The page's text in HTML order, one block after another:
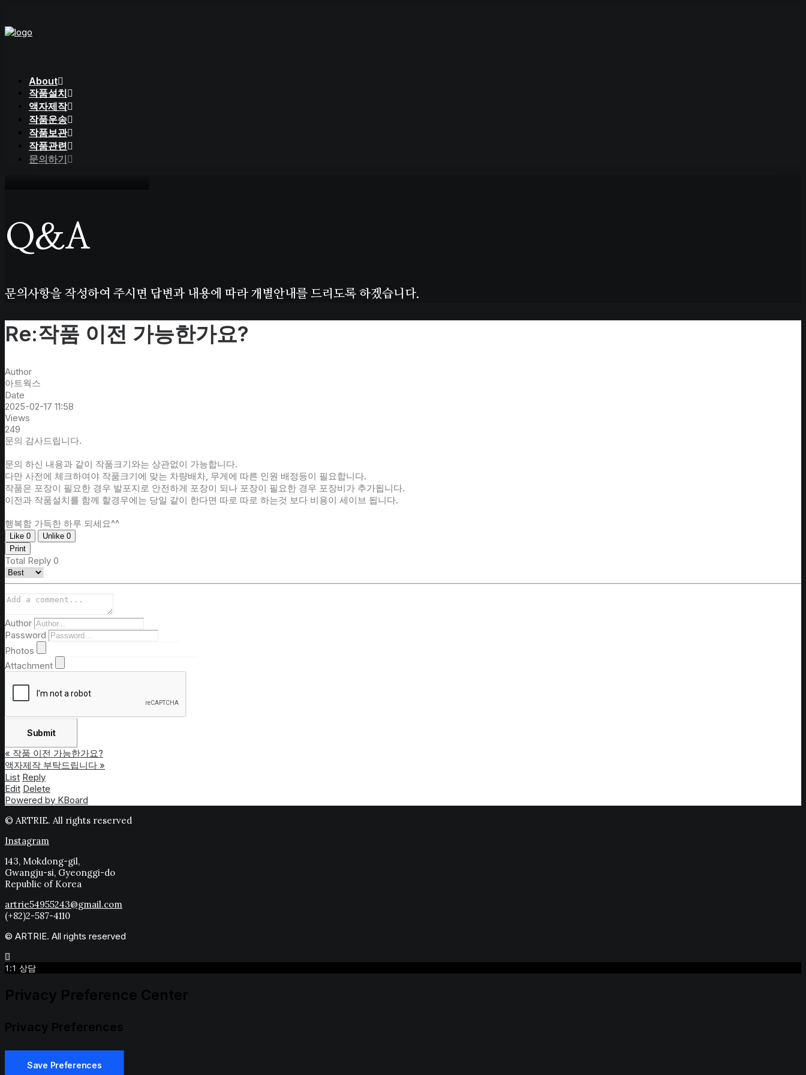
About
작품설치
액자제작
작품운송
작품보관
작품관련
문의하기
Q&A
문의사항을 작성하여 주시면 답변과 내용에 따라 개별안내를 드리도록 하겠습니다.
Re:작품 이전 가능한가요?
Author
아트웍스
Date
2025-02-17 11:58
Views
249
문의 감사드립니다.
문의 하신 내용과 같이 작품크기와는 상관없이 가능합니다.
다만 사전에 체크하여야 작품크기에 맞는 차량배차, 무게에 따른 인원 배정등이 필요합니다.
작품은 포장이 필요한 경우 발포지로 안전하게 포장이 되나 포장이 필요한 경우 포장비가 추가됩니다.
이전과 작품설치를 함께 할경우에는 당일 같이 한다면 따로 따로 하는것 보다 비용이 세이브 됩니다.
행복함 가득한 하루 되세요^^
Like 0 Unlike 0
Print
Total Reply 0
Author
Password
Photos
Attachment
« 작품 이전 가능한가요?
액자제작 부탁드립니다 »
List Reply
Edit Delete
Powered by KBoard
© ARTRIE. All rights reserved
Instagram
143, Mokdong-gil,
Gwangju-si, Gyeonggi-do
Republic of Korea
artrie54955243@gmail.com
(+82)2-587-4110
© ARTRIE. All rights reserved
1:1 상담
Privacy Preference Center
Privacy Preferences